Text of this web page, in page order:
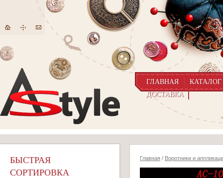
ГЛАВНАЯ
КАТАЛОГ
ДОСТАВКА
БЫСТРАЯ
СОРТИРОВКА
Главная / Воротники и